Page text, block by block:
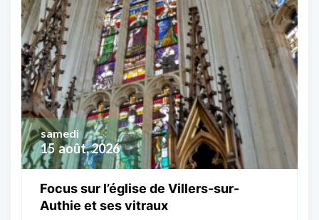
15 août, 2026
samedi
Focus sur l’église de Villers-sur-
Authie et ses vitraux